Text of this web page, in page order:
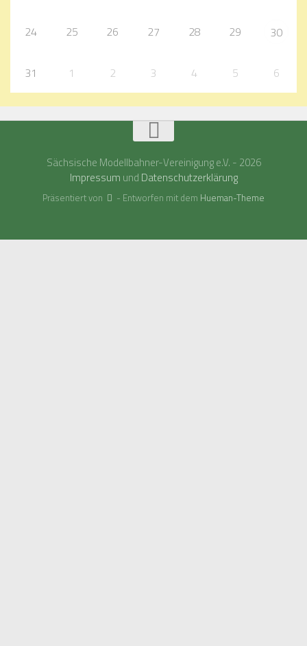
24 25 26 27 28 29 30
31 1 2 3 4 5 6
Sächsische Modellbahner-Vereinigung e.V. - 2026
Impressum und Datenschutzerklärung
Präsentiert von - Entworfen mit dem Hueman-Theme